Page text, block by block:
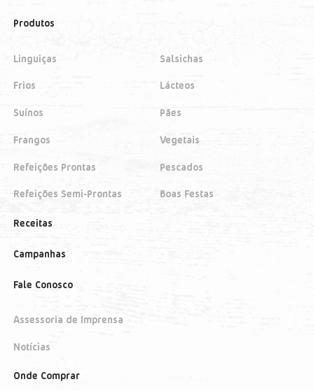
Produtos
Linguiças
Frios
Suínos
Frangos
Refeições Prontas
Refeições Semi-Prontas
Salsichas
Lácteos
Pães
Vegetais
Pescados
Boas Festas
Receitas
Campanhas
Fale Conosco
Assessoria de Imprensa
Notícias
Onde Comprar